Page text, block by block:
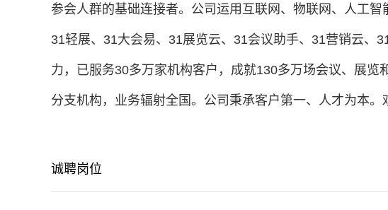
参会人群的基础连接者。公司运用互联网、物联网、人工
31轻展、31大会易、31展览云、31会议助手、31营销云、
力，已服务30多万家机构客户，成就130多万场会议、展
分支机构，业务辐射全国。公司秉承客户第一、人才为本
诚聘岗位